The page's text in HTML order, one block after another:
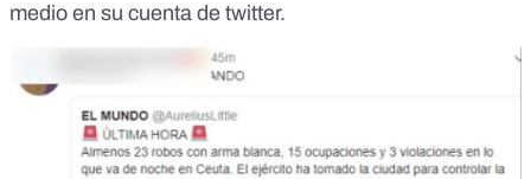
medio en su cuenta de twitter.